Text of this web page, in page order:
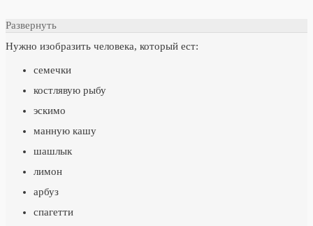
Развернуть
Нужно изобразить человека, который ест:
семечки
костлявую рыбу
эскимо
манную кашу
шашлык
лимон
арбуз
спагетти